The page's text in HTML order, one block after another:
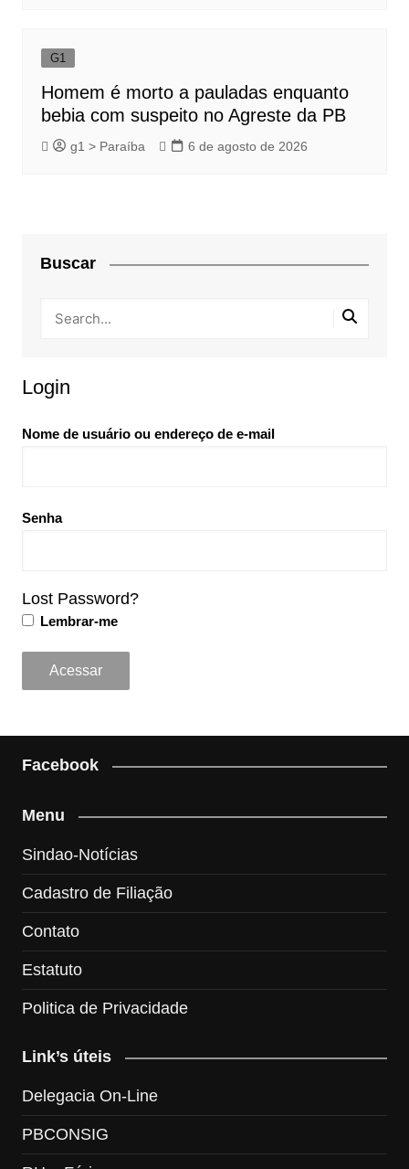
G1
Homem é morto a pauladas enquanto
bebia com suspeito no Agreste da PB
g1 > Paraíba 6 de agosto de 2026
Buscar
Login
Nome de usuário ou endereço de e-mail
Senha
Lost Password?
Lembrar-me
Facebook
Menu
Sindao-Notícias
Cadastro de Filiação
Contato
Estatuto
Politica de Privacidade
Link’s úteis
Delegacia On-Line
PBCONSIG